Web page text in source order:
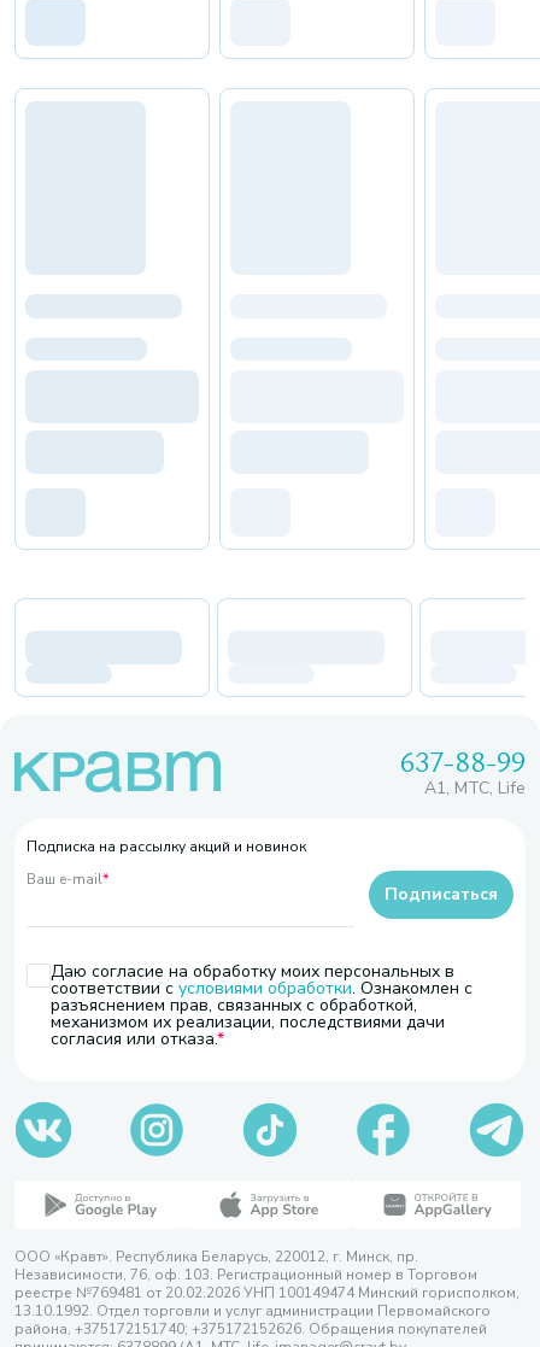
637-88-99
A1, МТС, Life
Подписка на рассылку акций и новинок
Ваш e-mail*
Даю согласие на обработку моих персональных в
соответствии с условиями обработки. Ознакомлен с
разъяснением прав, связанных с обработкой,
механизмом их реализации, последствиями дачи
согласия или отказа.
Подписаться
ООО «Кравт». Республика Беларусь, 220012, г. Минск, пр.
Независимости, 76, оф. 103. Регистрационный номер в Торговом
реестре №769481 от 20.02.2026 УНП 100149474 Минский горисполком,
13.10.1992. Отдел торговли и услуг администрации Первомайского
района, +375172151740; +375172152626. Обращения покупателей